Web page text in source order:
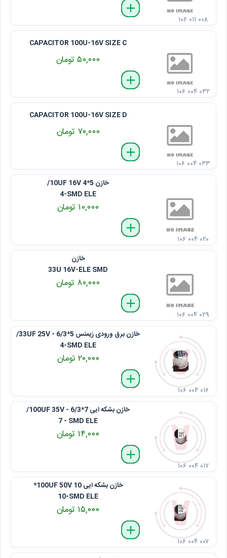
delete
remove
add
۱۰۶ ۰۱۱ ۰۰۸
CAPACITOR 100U-16V SIZE C
۵۰,۰۰۰ تومان
delete
remove
add
۱۰۶ ۰۰۴ ۰۳۲
CAPACITOR 100U-16V SIZE D
۷۰,۰۰۰ تومان
delete
remove
add
۱۰۶ ۰۰۴ ۰۳۳
خازن 10UF 16V 4*5/
4-SMD ELE
۱۰,۰۰۰ تومان
delete
remove
add
۱۰۶ ۰۰۴ ۰۲۰
خازن
33U 16V-ELE SMD
۸۰,۰۰۰ تومان
delete
remove
add
۱۰۶ ۰۰۴ ۰۲۹
خازن برق ورودی زیمنس 33UF 25V - 6/3*5/
4-SMD ELE
۲۰,۰۰۰ تومان
delete
remove
add
۱۰۶ ۰۰۴ ۰۱۶
خازن بشکه ایی 100UF 35V - 6/3*7/
7 - SMD ELE
۱۴,۰۰۰ تومان
delete
remove
add
۱۰۶ ۰۰۴ ۰۱۷
خازن بشکه ایی 100UF 50V 10*
10-SMD ELE
۱۵,۰۰۰ تومان
delete
remove
add
۱۰۶ ۰۰۴ ۰۰۷